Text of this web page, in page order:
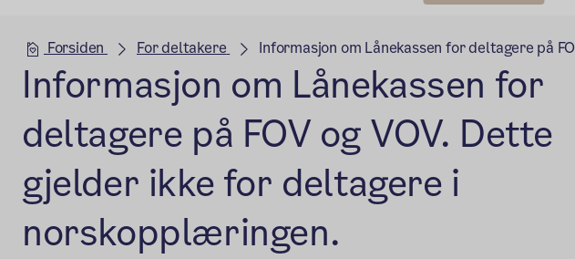
Hovedseksjon
Forsiden For deltakere Informasjon om Lånekassen for deltagere på
Informasjon om Lånekassen for
deltagere på FOV og VOV. Dette
gjelder ikke for deltagere i
norskopplæringen.